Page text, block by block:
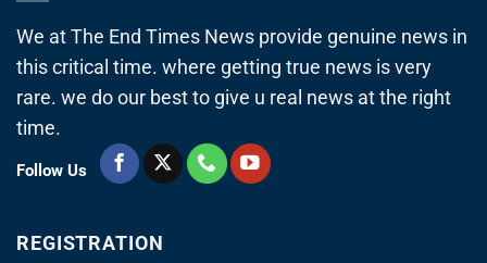
We at The End Times News provide genuine news in
this critical time. where getting true news is very
rare. we do our best to give u real news at the right
time.
Follow Us
REGISTRATION